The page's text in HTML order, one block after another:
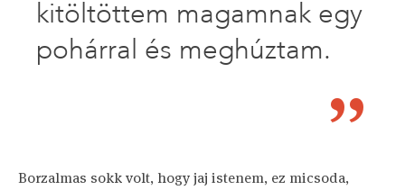
kitöltöttem magamnak egy
pohárral és meghúztam.
Borzalmas sokk volt, hogy jaj istenem, ez micsoda,